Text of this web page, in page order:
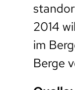
2014
im
Berge